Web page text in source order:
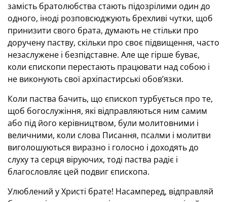
замість братолюбства стають підозрілими один до
одного, іноді розповсюджують брехливі чутки, щоб
принизити свого брата, думають не стільки про
доручену паству, скільки про своє підвищення, часто
незаслужене і безпідставне. Але ще гірше буває,
коли єпископи перестають працювати над собою і
не виконують свої архіпастирські обов’язки.
Коли паства бачить, що єпископ турбується про те,
щоб богослужіння, які відправляються ним самим
або під його керівництвом, були молитовними і
величними, коли слова Писання, псалми і молитви
виголошуються виразно і голосно і доходять до
слуху та серця віруючих, тоді паства радіє і
благословляє цей подвиг єпископа.
Улюблений у Христі брате! Насамперед, відправляй